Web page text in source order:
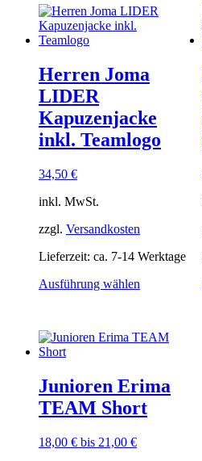
Herren Joma
LIDER
Kapuzenjacke
inkl. Teamlogo
34,50 €
inkl. MwSt.
zzgl. Versandkosten
Lieferzeit: ca. 7-14 Werktage
Ausführung wählen
Varianten
Optionen
können
auf
Junioren Erima
TEAM Short
18,00 € bis 21,00 €